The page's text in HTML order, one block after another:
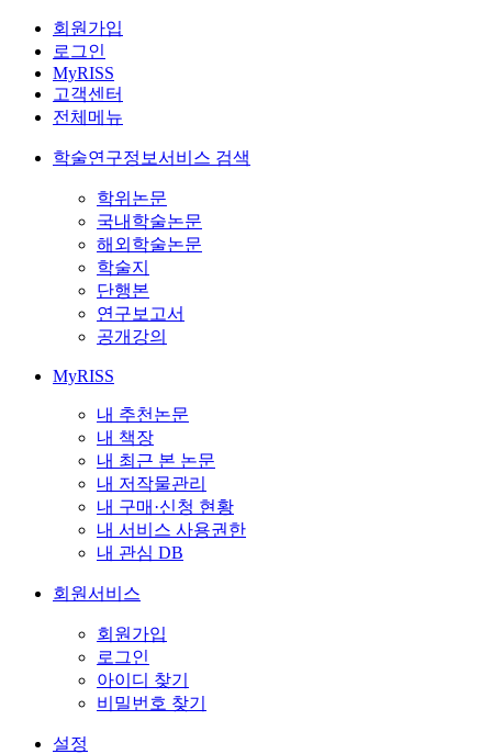
회원가입
로그인
MyRISS
고객센터
전체메뉴
학술연구정보서비스 검색
학위논문
국내학술논문
해외학술논문
학술지
단행본
연구보고서
공개강의
MyRISS
내 추천논문
내 책장
내 최근 본 논문
내 저작물관리
내 구매·신청 현황
내 서비스 사용권한
내 관심 DB
회원서비스
회원가입
로그인
아이디 찾기
비밀번호 찾기
설정